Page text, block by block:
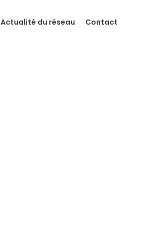
Actualité du réseau Contact